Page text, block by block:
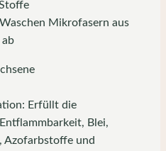
Mikrofasern aus
Erfüllt die
Blei,
Azofarbstoffe und